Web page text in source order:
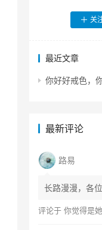
关
最近文章
你好好戒色，
最新评论
路易
长路漫漫，各位
评论于 你觉得是她